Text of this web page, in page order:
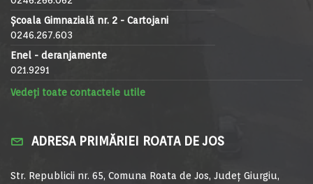
Școala Gimnazială nr. 2 - Cartojani
0246.267.603
Enel - deranjamente
021.9291
Vedeți toate contactele utile
ADRESA PRIMĂRIEI ROATA DE JOS
Str. Republicii nr. 65, Comuna Roata de Jos, Județ Giurgiu,